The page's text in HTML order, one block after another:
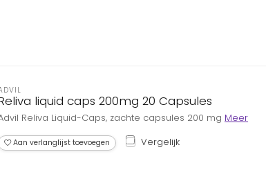
liquid caps 200mg 20 Capsules
Reliva Liquid-Caps, zachte capsules 200 mg Meer
Aan verlanglijst toevoegen Vergelijk